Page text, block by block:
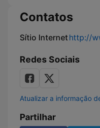
Contatos
Sítio Internethttp://
Redes Sociais
Atualizar a informação
Partilhar